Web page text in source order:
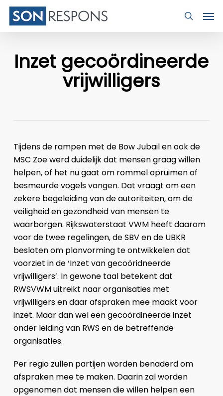
Skip
main
search
Inzet gecoördineerde
vrijwilligers
Tijdens de rampen met de Bow Jubail en ook de
MSC Zoe werd duidelijk dat mensen graag willen
helpen, of het nu gaat om rommel opruimen of
besmeurde vogels vangen. Dat vraagt om een
zekere begeleiding van de autoriteiten, om de
veiligheid en gezondheid van mensen te
waarborgen. Rijkswaterstaat VWM heeft daarom
voor de twee regelingen, de SBV en de UBKR
besloten om planvorming te ontwikkelen dat
voorziet in de ‘Inzet van gecoöridneerde
vrijwilligers’. In gewone taal betekent dat
RWSVWM uitreikt naar organisaties met
vrijwilligers en daar afspraken mee maakt voor
inzet. Maar dan wel een gecoördineerde inzet
onder leiding van RWS en de betreffende
organisaties.
Per regio zullen partijen worden benaderd om
afspraken mee te maken. Daarin zal worden
opgenomen dat mensen die willen helpen een